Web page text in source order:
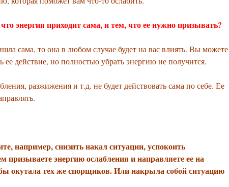
энергия приходит сама, и тем, что ее нужно призывать?
сама, то она в любом случае будет на вас влиять. Вы можете
ее действие, но полностью убрать энергию не получится.
разжижения и т.д. не будет действовать сама по себе. Ее
например, снизить накал ситуации, успокоить
энергию ослабления и направляете ее на
окутала тех же спорщиков. Или накрыла собой ситуацию